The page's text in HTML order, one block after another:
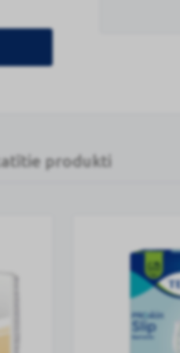
produkti